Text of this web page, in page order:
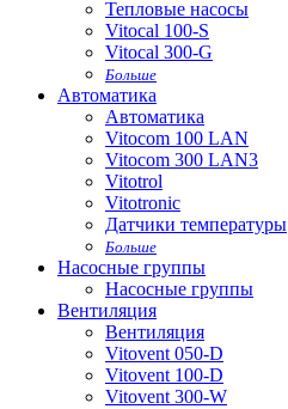
Тепловые насосы
Vitocal 100-S
Vitocal 300-G
Больше
Автоматика
Автоматика
Vitocom 100 LAN
Vitocom 300 LAN3
Vitotrol
Vitotronic
Датчики температуры
Больше
Насосные группы
Насосные группы
Вентиляция
Вентиляция
Vitovent 050-D
Vitovent 100-D
Vitovent 300-W